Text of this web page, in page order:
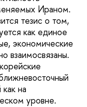
Ираном.
тезис о том,
как единое
экономические
взаимосвязаны.
на
уровне.